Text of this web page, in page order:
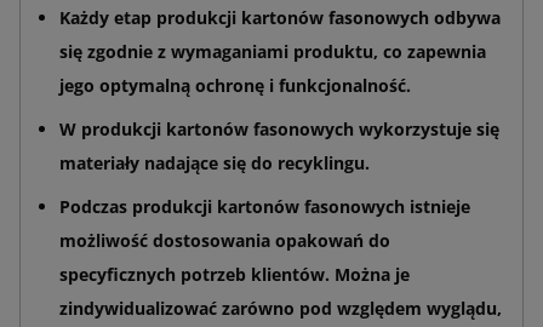
Każdy etap produkcji kartonów fasonowych odbywa
się zgodnie z wymaganiami produktu, co zapewnia
jego optymalną ochronę i funkcjonalność.
W produkcji kartonów fasonowych wykorzystuje się
materiały nadające się do recyklingu.
Podczas produkcji kartonów fasonowych istnieje
możliwość dostosowania opakowań do
specyficznych potrzeb klientów. Można je
zindywidualizować zarówno pod względem wyglądu,